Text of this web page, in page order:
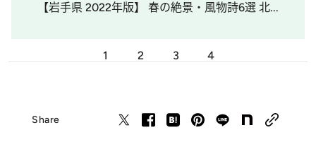
【岩手県 2022年版】 春の絶景・風物詩6選 北...
1 2 3 4
Share